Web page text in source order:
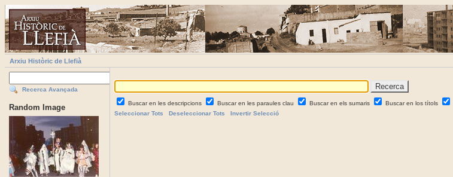
Arxiu Històric de Llefià
Recerca Avançada
Random Image Buscar en les descripcions Buscar en les paraules clau Buscar en els sumaris Buscar en los títols
Seleccionar Tots
Deseleccionar Tots Invertir Selecció